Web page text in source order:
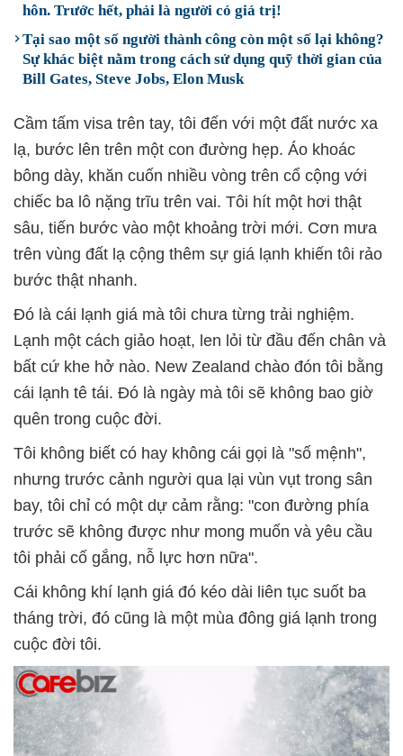
hôn. Trước hết, phải là người có giá trị!
Tại sao một số người thành công còn một số lại không?
Sự khác biệt nằm trong cách sử dụng quỹ thời gian của
Bill Gates, Steve Jobs, Elon Musk
Cầm tấm visa trên tay, tôi đến với một đất nước xa
lạ, bước lên trên một con đường hẹp. Áo khoác
bông dày, khăn cuốn nhiều vòng trên cổ cộng với
chiếc ba lô nặng trĩu trên vai. Tôi hít một hơi thật
sâu, tiến bước vào một khoảng trời mới. Cơn mưa
trên vùng đất lạ cộng thêm sự giá lạnh khiến tôi rảo
bước thật nhanh.
Đó là cái lạnh giá mà tôi chưa từng trải nghiệm.
Lạnh một cách giảo hoạt, len lỏi từ đầu đến chân và
bất cứ khe hở nào. New Zealand chào đón tôi bằng
cái lạnh tê tái. Đó là ngày mà tôi sẽ không bao giờ
quên trong cuộc đời.
Tôi không biết có hay không cái gọi là "số mệnh",
nhưng trước cảnh người qua lại vùn vụt trong sân
bay, tôi chỉ có một dự cảm rằng: "con đường phía
trước sẽ không được như mong muốn và yêu cầu
tôi phải cố gắng, nỗ lực hơn nữa".
Cái không khí lạnh giá đó kéo dài liên tục suốt ba
tháng trời, đó cũng là một mùa đông giá lạnh trong
cuộc đời tôi.